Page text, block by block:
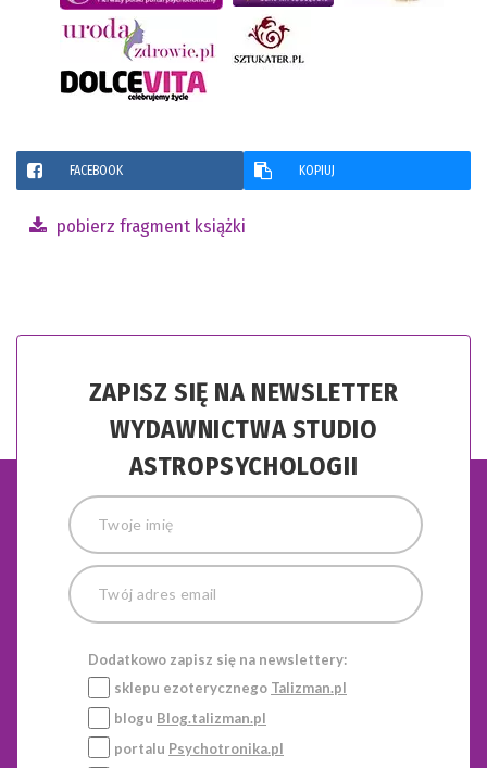
FACEBOOK KOPIUJ
pobierz fragment książki
ZAPISZ SIĘ NA NEWSLETTER
WYDAWNICTWA STUDIO
ASTROPSYCHOLOGII
Dodatkowo zapisz się na newslettery:
sklepu ezoterycznego Talizman.pl
blogu Blog.talizman.pl
portalu Psychotronika.pl